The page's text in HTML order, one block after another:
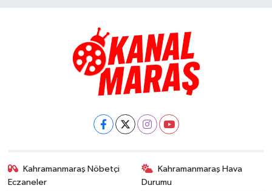
Kahramanmaraş Nöbetçi
Eczaneler
Kahramanmaraş Hava
Durumu